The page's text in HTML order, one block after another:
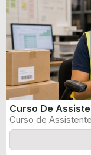
Curso De
Curso de
certificado